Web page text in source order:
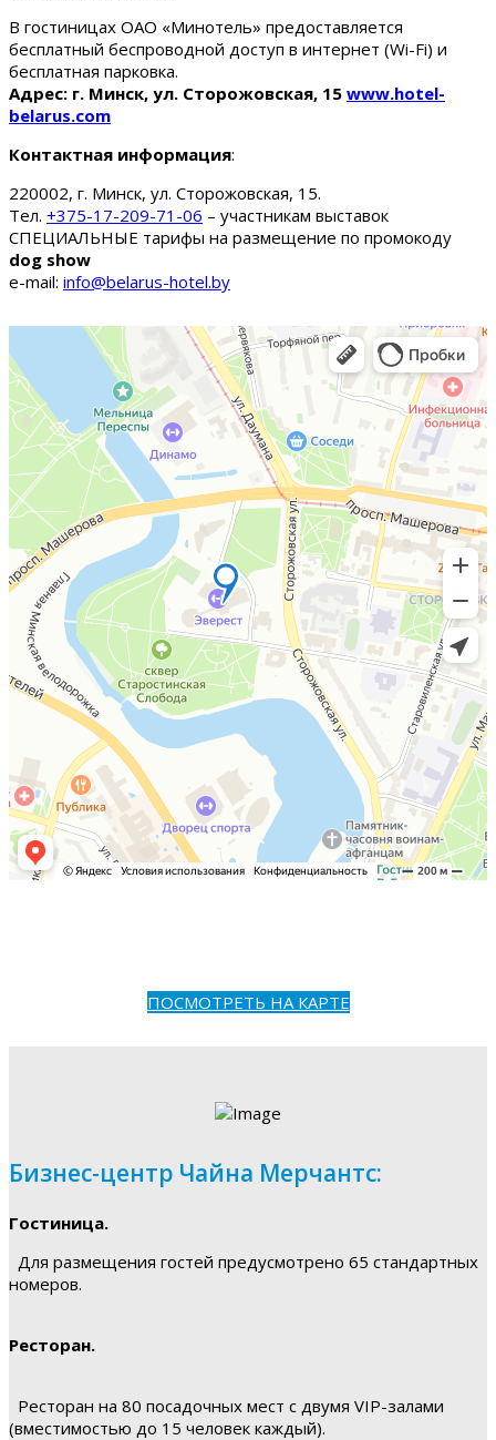
В гостиницах ОАО «Минотель» предоставляется
бесплатный беспроводной доступ в интернет (Wi-Fi) и
бесплатная парковка.
Адрес: г. Минск, ул. Сторожовская, 15 www.hotel-
belarus.com
Контактная информация:
220002, г. Минск, ул. Сторожовская, 15.
Тел. +375-17-209-71-06 – участникам выставок
СПЕЦИАЛЬНЫЕ тарифы на размещение по промокоду
dog show
e-mail: info@belarus-hotel.by
ПОСМОТРЕТЬ НА КАРТЕ
Бизнес-центр Чайна Мерчантс:
Гостиница.
Для размещения гостей предусмотрено 65 стандартных
номеров.
Ресторан.
Ресторан на 80 посадочных мест с двумя VIP-залами
(вместимостью до 15 человек каждый).